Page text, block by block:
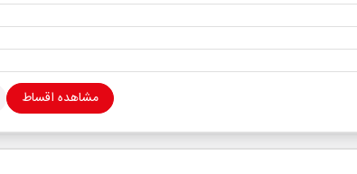
مشاهده اقساط